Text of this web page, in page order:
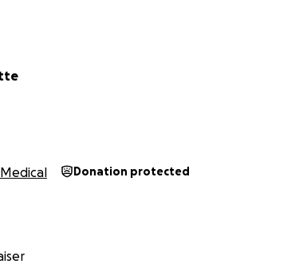
Medical Donation protected